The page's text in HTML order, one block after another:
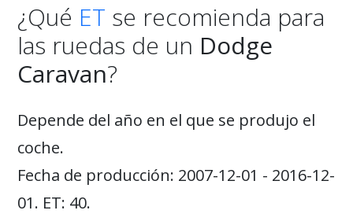
¿Qué ET se recomienda para
las ruedas de un Dodge
Caravan?
Depende del año en el que se produjo el
coche.
Fecha de producción: 2007-12-01 - 2016-12-
01. ET: 40.